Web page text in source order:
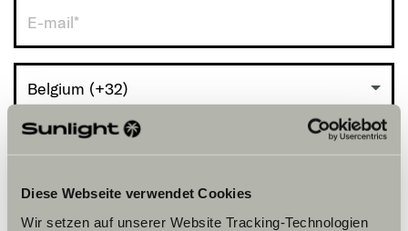
Diese Webseite verwendet Cookies
Wir setzen auf unserer Website Tracking-Technologien
Belgium (+32)